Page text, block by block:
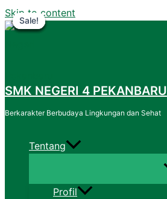
Skip to content
SMK NEGERI 4 PEKANBARU
Berkarakter Berbudaya Lingkungan dan Sehat
Tentang
Profil
Sale!
Sale!
Sale!
Sale!
Sale!
Sale!